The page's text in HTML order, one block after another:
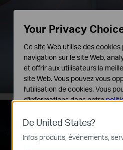
Tapo
De United States?
Infos produits, événements,
Your Privacy
Ce site Web utilise des cookies
navigation sur le site Web,
et offrir aux utilisateurs la
site Web. Vous pouvez vous
l'utilisation de cookies. Vous
d'informations dans notre
Ces cookies sont nécessaires
site Web et ne peuvent pas